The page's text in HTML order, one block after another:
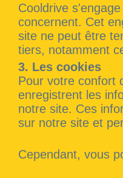
Cooldrive
concernent. Cet
site ne peut être
tiers, notamment
3. Les cookies
Pour votre confort
enregistrent les
notre site. Ces
sur notre site et
Cependant, vous